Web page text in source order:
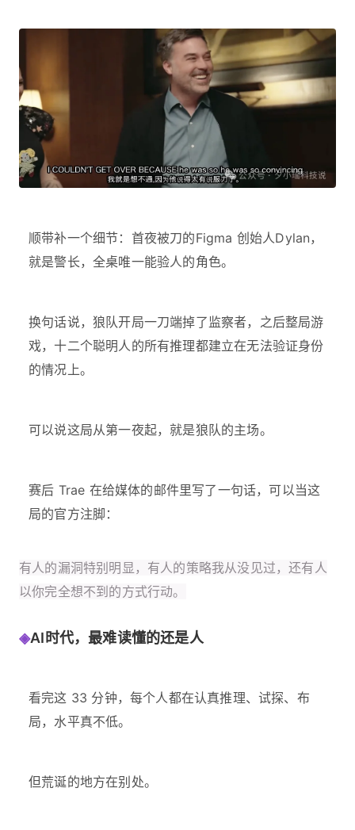
顺带补一个细节：首夜被刀的Figma 创始人Dylan，
就是警长，全桌唯一能验人的角色。
换句话说，狼队开局一刀端掉了监察者，之后整局游
戏，十二个聪明人的所有推理都建立在无法验证身份
的情况上。
可以说这局从第一夜起，就是狼队的主场。
赛后 Trae 在给媒体的邮件里写了一句话，可以当这
局的官方注脚：
有人的漏洞特别明显，有人的策略我从没见过，还有人
以你完全想不到的方式行动。
◈AI时代，最难读懂的还是人
看完这 33 分钟，每个人都在认真推理、试探、布
局，水平真不低。
但荒诞的地方在别处。